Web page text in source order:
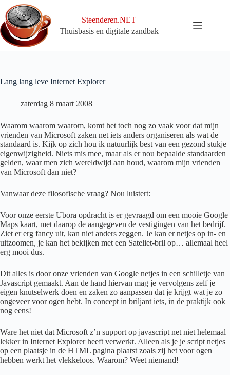
naar
de
inhoud
Steenderen.NET
Thuisbasis en digitale zandbak
Lang lang leve Internet Explorer
zaterdag 8 maart 2008
Waarom waarom waarom, komt het toch nog zo vaak voor dat mijn
vrienden van Microsoft zaken net iets anders organiseren als wat de
standaard is. Kijk op zich hou ik natuurlijk best van een gezond stukje
eigenwijzigheid. Niets mis mee, maar als er nou bepaalde standaarden
gelden, waar men zich wereldwijd aan houd, waarom mijn vrienden
van Microsoft dan niet?
Vanwaar deze filosofische vraag? Nou luistert:
Voor onze eerste Ubora opdracht is er gevraagd om een mooie Google
Maps kaart, met daarop de aangegeven de vestigingen van het bedrijf.
Ziet er erg fancy uit, kan niet anders zeggen. Je kan er netjes op in- en
uitzoomen, je kan het bekijken met een Sateliet-bril op… allemaal heel
erg mooi dus.
Dit alles is door onze vrienden van Google netjes in een schilletje van
Javascript gemaakt. Aan de hand hiervan mag je vervolgens zelf je
eigen knutselwerk doen en zaken zo aanpassen dat je krijgt wat je zo
ongeveer voor ogen hebt. In concept in briljant iets, in de praktijk ook
nog eens!
Ware het niet dat Microsoft z’n support op javascript net niet helemaal
lekker in Internet Explorer heeft verwerkt. Alleen als je je script netjes
op een plaatsje in de HTML pagina plaatst zoals zij het voor ogen
hebben werkt het vlekkeloos. Waarom? Weet niemand!